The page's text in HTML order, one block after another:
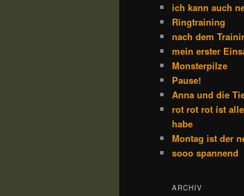
ich kann auch
Ringtraining
nach dem
mein erster
Monsterpilze
Pause!
Anna und die
rot rot rot ist
habe
Montag ist der
sooo spannend
ARCHIV